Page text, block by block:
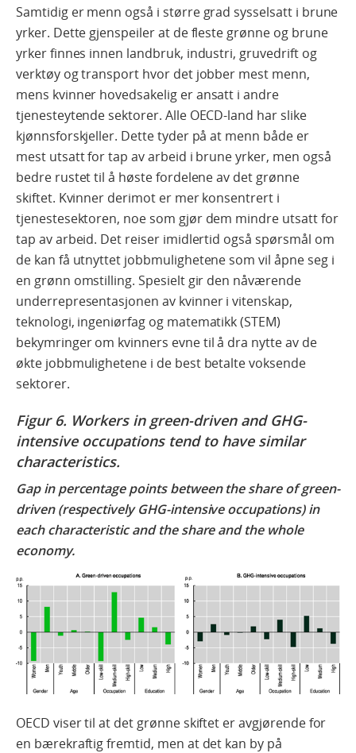
Samtidig er menn også i større grad sysselsatt i brune
yrker. Dette gjenspeiler at de fleste grønne og brune
yrker finnes innen landbruk, industri, gruvedrift og
verktøy og transport hvor det jobber mest menn,
mens kvinner hovedsakelig er ansatt i andre
tjenesteytende sektorer. Alle OECD-land har slike
kjønnsforskjeller. Dette tyder på at menn både er
mest utsatt for tap av arbeid i brune yrker, men også
bedre rustet til å høste fordelene av det grønne
skiftet. Kvinner derimot er mer konsentrert i
tjenestesektoren, noe som gjør dem mindre utsatt for
tap av arbeid. Det reiser imidlertid også spørsmål om
de kan få utnyttet jobbmulighetene som vil åpne seg i
en grønn omstilling. Spesielt gir den nåværende
underrepresentasjonen av kvinner i vitenskap,
teknologi, ingeniørfag og matematikk (STEM)
bekymringer om kvinners evne til å dra nytte av de
økte jobbmulighetene i de best betalte voksende
sektorer.
Figur 6. Workers in green-driven and GHG-
intensive occupations tend to have similar
characteristics.
Gap in percentage points between the share of green-
driven (respectively GHG-intensive occupations) in
each characteristic and the share and the whole
economy.
OECD viser til at det grønne skiftet er avgjørende for
en bærekraftig fremtid, men at det kan by på